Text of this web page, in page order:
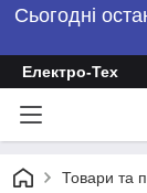
Сьогодні
Електро-Тех
Товари та